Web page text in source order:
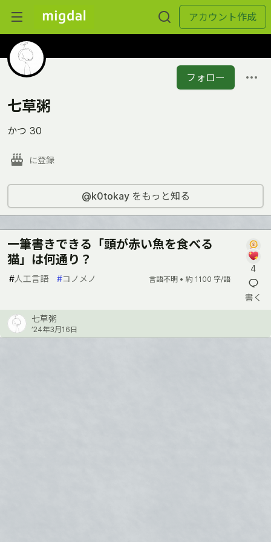
アカウント作成
フォロー
七草粥
かつ 30
に登録
@k0tokay をもっと知る
一筆書きできる「頭が赤い魚を食べる
猫」は何通り？
#人工言語 #コノメノ 言語不明 • 約 1100 字/語
4
書く
七草粥
’24年3月16日